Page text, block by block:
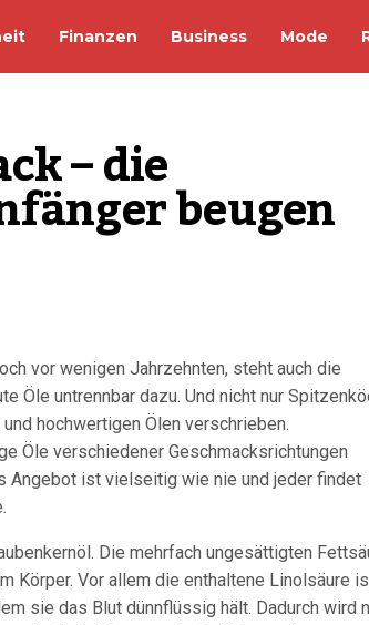
Finanzen Business Mode
– die beugen
vor wenigen Jahrzehnten, steht auch die
Öle untrennbar dazu. Und nicht nur
hochwertigen Ölen verschrieben.
Öle verschiedener Geschmacksrichtungen
Angebot ist vielseitig wie nie und jeder findet
Die mehrfach ungesättigten
Körper. Vor allem die enthaltene Linolsäure
sie das Blut dünnflüssig hält. Dadurch wird